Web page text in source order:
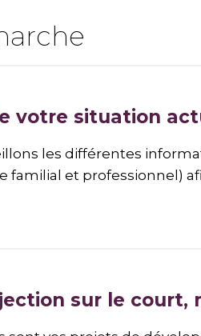
votre situation
les différentes
familial et professionnel)
sur le court,